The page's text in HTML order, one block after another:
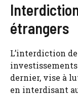
étrangers
L’interdiction
investissements
dernier, vise à
en interdisant